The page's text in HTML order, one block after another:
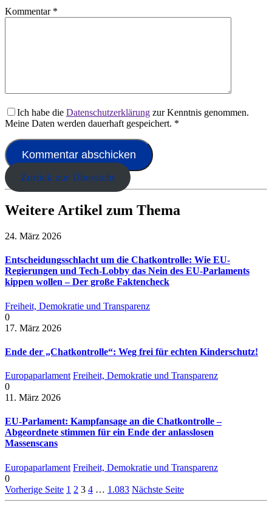
Kommentar *
Ich habe die Datenschutzerklärung zur Kenntnis genommen.
Meine Daten werden dauerhaft gespeichert. *
Zurück zur Übersicht
Weitere Artikel zum Thema
24. März 2026
Entscheidungsschlacht um die Chatkontrolle: Wie EU-
Regierungen und Tech-Lobby das Nein des EU-Parlaments
kippen wollen – Der große Faktencheck
Freiheit, Demokratie und Transparenz
0
17. März 2026
Ende der „Chatkontrolle“: Weg frei für echten Kinderschutz!
Europaparlament Freiheit, Demokratie und Transparenz
0
11. März 2026
EU-Parlament: Kampfansage an die Chatkontrolle –
Abgeordnete stimmen für ein Ende der anlasslosen
Massenscans
Europaparlament Freiheit, Demokratie und Transparenz
0
Vorherige Seite 1 2 3 4 … 1.083 Nächste Seite